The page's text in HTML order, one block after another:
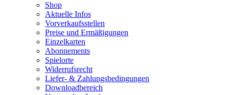
Shop
Aktuelle Infos
Vorverkaufsstellen
Preise und Ermäßigungen
Einzelkarten
Abonnements
Spielorte
Widerrufsrecht
Liefer- & Zahlungsbedingungen
Downloadbereich